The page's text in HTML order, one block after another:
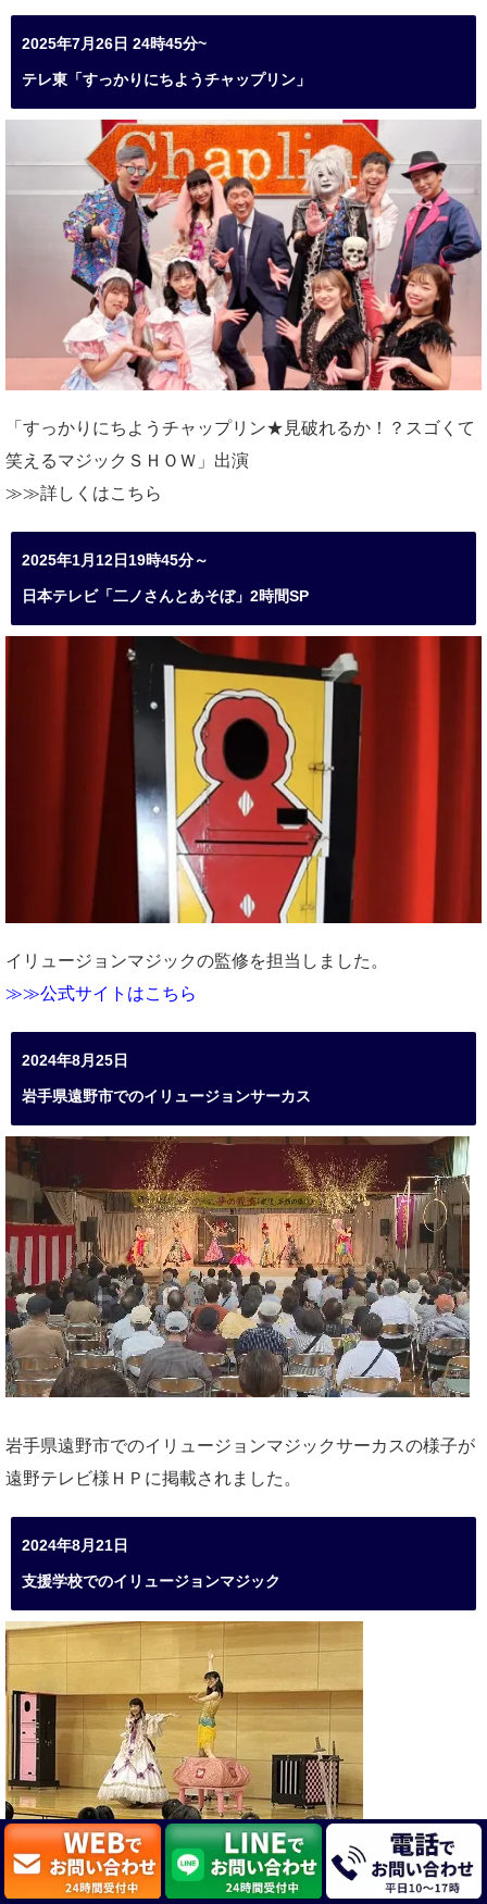
2025年7月26日 24時45分~
テレ東「すっかりにちようチャップリン」
「すっかりにちようチャップリン★見破れるか！？スゴくて
笑えるマジックＳＨＯＷ」出演
≫≫詳しくはこちら
2025年1月12日19時45分～
日本テレビ「二ノさんとあそぼ」2時間SP
イリュージョンマジックの監修を担当しました。
≫≫公式サイトはこちら
2024年8月25日
岩手県遠野市でのイリュージョンサーカス
岩手県遠野市でのイリュージョンマジックサーカスの様子が
遠野テレビ様ＨＰに掲載されました。
2024年8月21日
支援学校でのイリュージョンマジック